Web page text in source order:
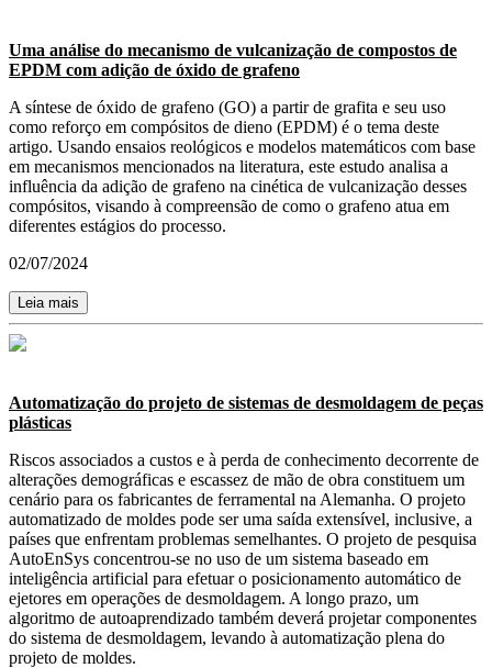
Uma análise do mecanismo de vulcanização de compostos de
EPDM com adição de óxido de grafeno
A síntese de óxido de grafeno (GO) a partir de grafita e seu uso
como reforço em compósitos de dieno (EPDM) é o tema deste
artigo. Usando ensaios reológicos e modelos matemáticos com base
em mecanismos mencionados na literatura, este estudo analisa a
influência da adição de grafeno na cinética de vulcanização desses
compósitos, visando à compreensão de como o grafeno atua em
diferentes estágios do processo.
02/07/2024
Leia mais
Automatização do projeto de sistemas de desmoldagem de peças
plásticas
Riscos associados a custos e à perda de conhecimento decorrente de
alterações demográficas e escassez de mão de obra constituem um
cenário para os fabricantes de ferramental na Alemanha. O projeto
automatizado de moldes pode ser uma saída extensível, inclusive, a
países que enfrentam problemas semelhantes. O projeto de pesquisa
AutoEnSys concentrou-se no uso de um sistema baseado em
inteligência artificial para efetuar o posicionamento automático de
ejetores em operações de desmoldagem. A longo prazo, um
algoritmo de autoaprendizado também deverá projetar componentes
do sistema de desmoldagem, levando à automatização plena do
projeto de moldes.